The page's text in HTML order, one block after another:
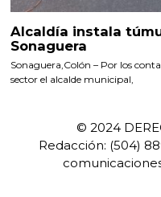
Alcaldía instala
Sonaguera
Sonaguera,Colón – Por los
sector el alcalde municipal,
© 2024
Redacción: (504)